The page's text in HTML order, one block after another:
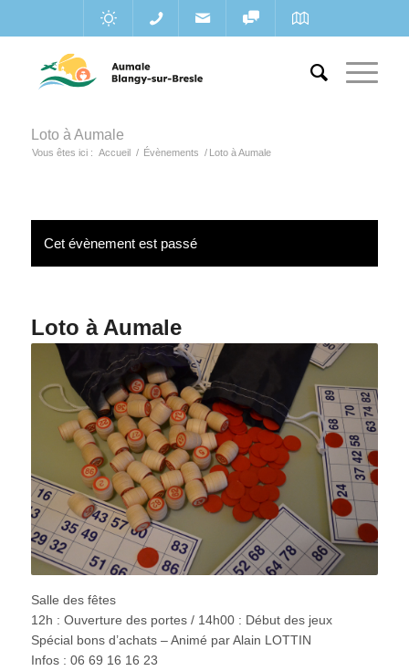
Loto à Aumale
Vous êtes ici : Accueil / Évènements / Loto à Aumale
Cet évènement est passé
Loto à Aumale
Salle des fêtes
12h : Ouverture des portes / 14h00 : Début des jeux
Spécial bons d’achats – Animé par Alain LOTTIN
Infos : 06 69 16 16 23